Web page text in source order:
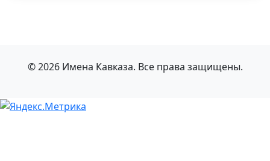
© 2026 Имена Кавказа. Все права защищены.